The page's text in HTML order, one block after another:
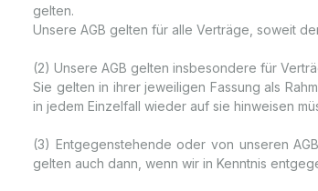
gelten.
Unsere AGB gelten für alle Verträge, soweit
(2) Unsere AGB gelten insbesondere für
Sie gelten in ihrer jeweiligen Fassung als
in jedem Einzelfall wieder auf sie hinweisen
(3) Entgegenstehende oder von unseren
gelten auch dann, wenn wir in Kenntnis